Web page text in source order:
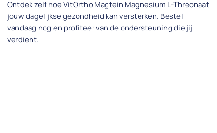
Ontdek zelf hoe VitOrtho Magtein Magnesium L-Threonaat
jouw dagelijkse gezondheid kan versterken. Bestel
vandaag nog en profiteer van de ondersteuning die jij
verdient.